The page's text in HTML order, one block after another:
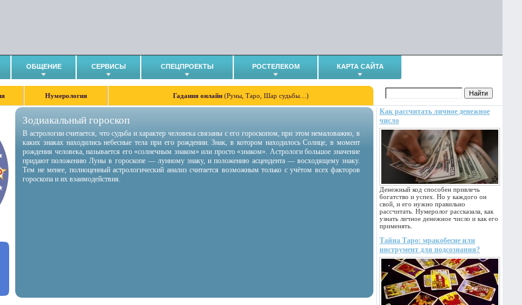
ОБЩЕНИЕ СЕРВИСЫ СПЕЦПРОЕКТЫ РОСТЕЛЕКОМ КАРТА САЙТА
Нумерология Гадания онлайн (Руны, Таро, Шар судьбы…)
Как рассчитать личное денежное
число
Денежный код способен привлечь
богатство и успех. Но у каждого он
свой, и его нужно правильно
рассчитать. Нумеролог рассказала, как
узнать личное денежное число и как его
применять.
Тайна Таро: мракобесие или
инструмент для подсознания?
Зодиакальный гороскоп
В астрологии считается, что судьба и характер человека связаны с его гороскопом, при этом немаловажно, в
каких знаках находились небесные тела при его рождении. Знак, в котором находилось Солнце, в момент
рождения человека, называется его «солнечным знаком» или просто «знаком». Астрологи большое значение
придают положению Луны в гороскопе — лунному знаку, и положению асцендента — восходящему знаку.
Тем не менее, полноценный астрологический анализ считается возможным только с учётом всех факторов
гороскопа и их взаимодействия.